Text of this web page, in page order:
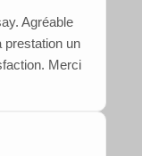
Agréable
prestation un
Merci